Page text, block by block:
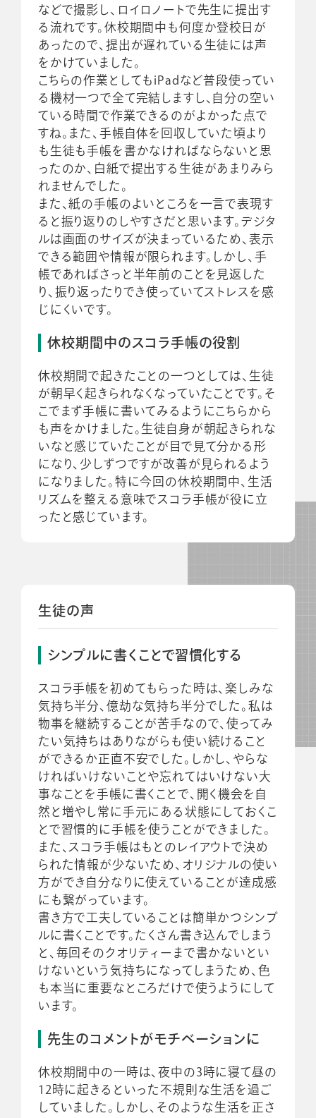
などで撮影し、ロイロノートで先生に提出す
る流れです。休校期間中も何度か登校日が
あったので、提出が遅れている生徒には声
をかけていました。
こちらの作業としてもiPadなど普段使ってい
る機材一つで全て完結しますし、自分の空い
ている時間で作業できるのがよかった点で
すね。また、手帳自体を回収していた頃より
も生徒も手帳を書かなければならないと思
ったのか、白紙で提出する生徒があまりみら
れませんでした。
また、紙の手帳のよいところを一言で表現す
ると振り返りのしやすさだと思います。デジタ
ルは画面のサイズが決まっているため、表示
できる範囲や情報が限られます。しかし、手
帳であればさっと半年前のことを見返した
り、振り返ったりでき使っていてストレスを感
じにくいです。
休校期間中のスコラ手帳の役割
休校期間で起きたことの一つとしては、生徒
が朝早く起きられなくなっていたことです。そ
こでまず手帳に書いてみるようにこちらから
も声をかけました。生徒自身が朝起きられな
いなと感じていたことが目で見て分かる形
になり、少しずつですが改善が見られるよう
になりました。特に今回の休校期間中、生活
リズムを整える意味でスコラ手帳が役に立
ったと感じています。
生徒の声
シンプルに書くことで習慣化する
スコラ手帳を初めてもらった時は、楽しみな
気持ち半分、億劫な気持ち半分でした。私は
物事を継続することが苦手なので、使ってみ
たい気持ちはありながらも使い続けること
ができるか正直不安でした。しかし、やらな
ければいけないことや忘れてはいけない大
事なことを手帳に書くことで、開く機会を自
然と増やし常に手元にある状態にしておくこ
とで習慣的に手帳を使うことができました。
また、スコラ手帳はもとのレイアウトで決め
られた情報が少ないため、オリジナルの使い
方ができ自分なりに使えていることが達成感
にも繋がっています。
書き方で工夫していることは簡単かつシンプ
ルに書くことです。たくさん書き込んでしまう
と、毎回そのクオリティーまで書かないとい
けないという気持ちになってしまうため、色
も本当に重要なところだけで使うようにして
います。
先生のコメントがモチベーションに
休校期間中の一時は、夜中の3時に寝て昼の
12時に起きるといった不規則な生活を過ご
していました。しかし、そのような生活を正さ